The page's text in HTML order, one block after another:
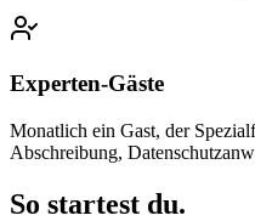
Experten-Gäste
Monatlich ein Gast, der
Abschreibung,
So startest du.